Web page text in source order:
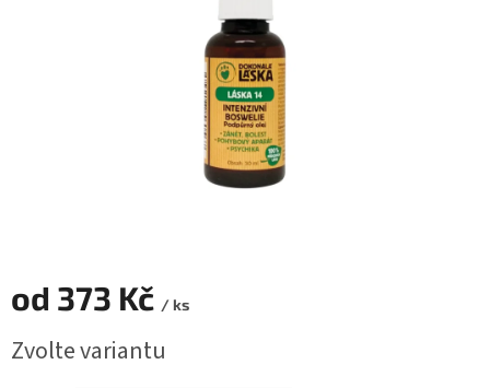
od 373 Kč / ks
cena:
Zvolte variantu